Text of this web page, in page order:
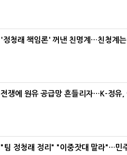
'정청래 책임론' 꺼낸 친명계…친청계는
전쟁에 원유 공급망 흔들리자…K-정유,
"팀 정청래 정리" "이중잣대 말라"…민